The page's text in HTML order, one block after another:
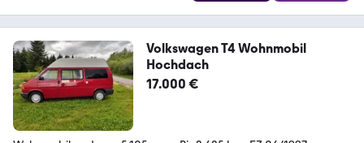
Volkswagen T4 Wohnmobil
Hochdach
17.000 €